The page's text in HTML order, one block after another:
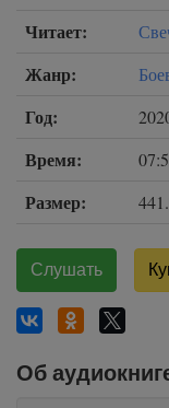
Читает:
Жанр:
Год:
Время:
Размер:
Слушать
Об